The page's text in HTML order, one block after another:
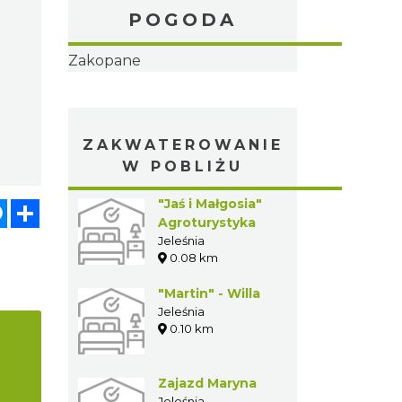
Messenger
POGODA
Zakopane
ZAKWATEROWANIE
W POBLIŻU
"Jaś i Małgosia"
Agroturystyka
Jeleśnia
0.08 km
"Martin" - Willa
Jeleśnia
0.10 km
Zajazd Maryna